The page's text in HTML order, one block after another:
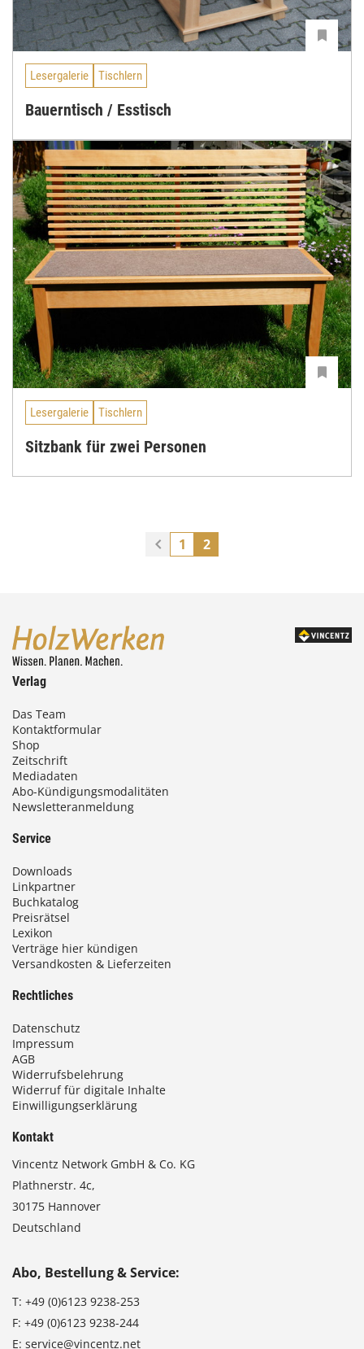
Lesergalerie Tischlern
Bauerntisch / Esstisch
Lesergalerie Tischlern
Sitzbank für zwei Personen
1 2
Verlag
Das Team
Kontaktformular
Shop
Zeitschrift
Mediadaten
Abo-Kündigungsmodalitäten
Newsletteranmeldung
Service
Downloads
Linkpartner
Buchkatalog
Preisrätsel
Lexikon
Verträge hier kündigen
Versandkosten & Lieferzeiten
Rechtliches
Datenschutz
Impressum
AGB
Widerrufsbelehrung
Widerruf für digitale Inhalte
Einwilligungserklärung
Kontakt
Vincentz Network GmbH & Co. KG
Plathnerstr. 4c,
30175 Hannover
Deutschland
Abo, Bestellung & Service:
T: +49 (0)6123 9238-253
F: +49 (0)6123 9238-244
E: service@vincentz.net